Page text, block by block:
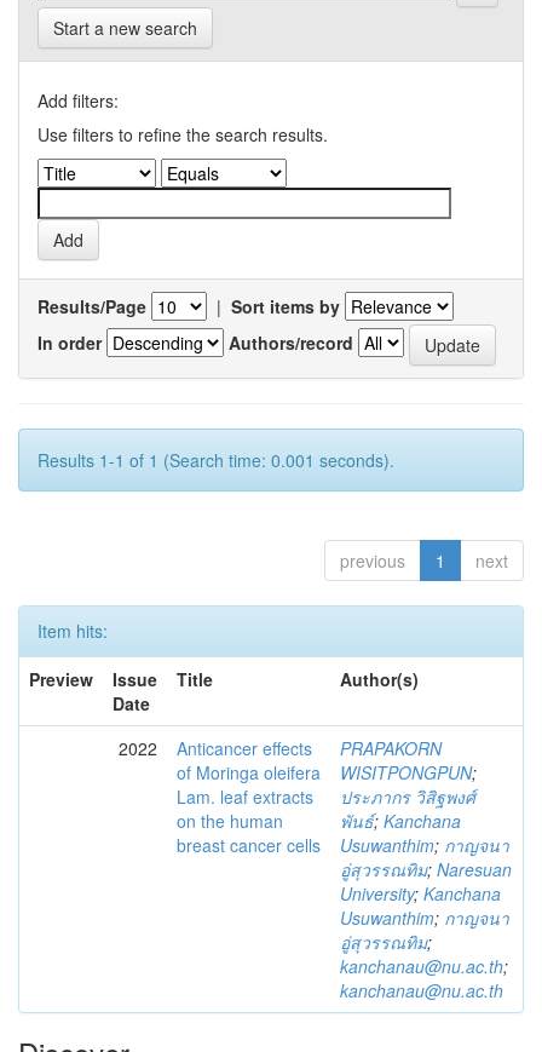
Start a new search
Add filters:
Use filters to refine the search results.
Results/Page | Sort items by
In order
Authors/record
Results 1-1 of 1 (Search time: 0.001 seconds).
previous 1 next
Item hits:
Preview
Issue
Date
Title Author(s)
2022
Anticancer effects
of Moringa oleifera
Lam. leaf extracts
on the human
breast cancer cells
PRAPAKORN
WISITPONGPUN;
ประภากร วิสิฐพงศ์
พันธ์; Kanchana
Usuwanthim; กาญจนา
อู่สุวรรณทิม; Naresuan
University; Kanchana
Usuwanthim; กาญจนา
อู่สุวรรณทิม;
kanchanau@nu.ac.th;
kanchanau@nu.ac.th